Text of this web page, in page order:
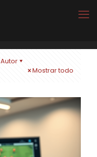
Autor
Mostrar todo